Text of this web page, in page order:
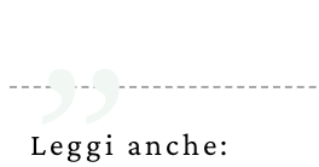
Leggi anche: